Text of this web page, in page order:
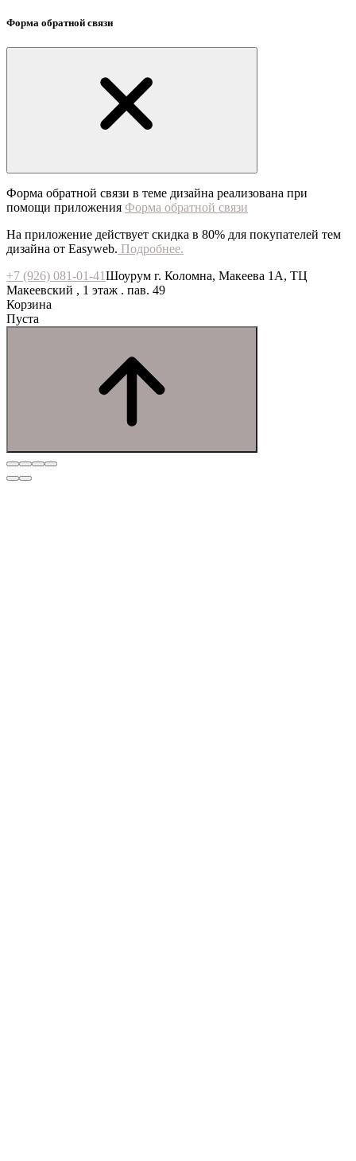
Форма обратной связи
Форма обратной связи в теме дизайна реализована при
помощи приложения Форма обратной связи
На приложение действует скидка в 80% для покупателей тем
дизайна от Easyweb. Подробнее.
+7 (926) 081-01-41Шоурум г. Коломна, Макеева 1А, ТЦ
Макеевский , 1 этаж . пав. 49
Корзина
Пуста